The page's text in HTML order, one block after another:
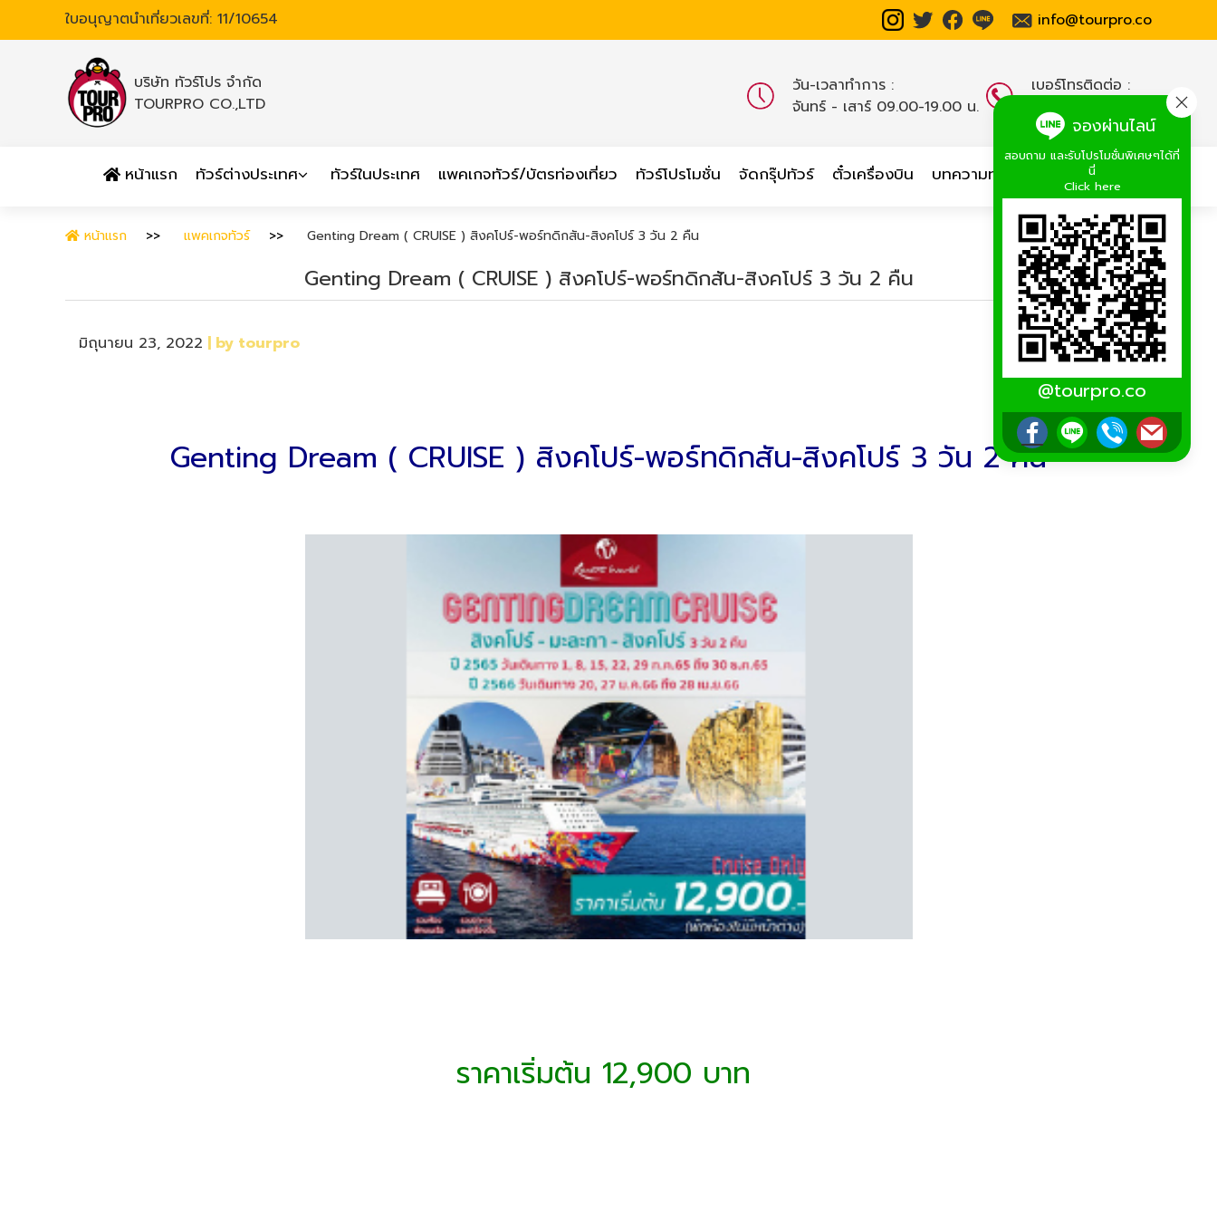
ใบอนุญาตนำเที่ยวเลขที่: 11/10654 info@tourpro.co
บริษัท ทัวร์โปร จำกัด
TOURPRO CO.,LTD
วัน-เวลาทำการ :
จันทร์ - เสาร์ 09.00-19.00 น.
เบอร์โทรติดต่อ :
02-254-9334-8
หน้าแรก ทัวร์ต่างประเทศ ทัวร์ในประเทศ แพคเกจทัวร์/บัตรท่องเที่ยว ทัวร์โปรโมชั่น จัดกรุ๊ปทัวร์ ตั๋วเครื่องบิน บทความท่องเที่ยว เกี่ยวกับเรา
จองผ่านไลน์
สอบถาม และรับโปรโมชั่นพิเศษๆได้ที่
นี่
Click here
@tourpro.co
หน้าแรก แพคเกจทัวร์ Genting Dream ( CRUISE ) สิงคโปร์-พอร์ทดิกสัน-สิงคโปร์ 3 วัน 2 คืน
Genting Dream ( CRUISE ) สิงคโปร์-พอร์ทดิกสัน-สิงคโปร์ 3 วัน 2 คืน
มิถุนายน 23, 2022 | by tourpro
Genting Dream ( CRUISE ) สิงคโปร์-พอร์ทดิกสัน-สิงคโปร์ 3 วัน 2 คืน
ราคาเริ่มต้น 12,900 บาท